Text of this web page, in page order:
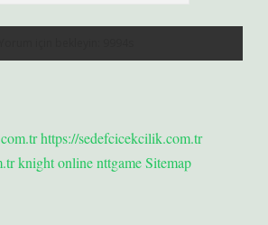
https://sedefcicekcilik.com.tr
knight onlinenttgameSitemap